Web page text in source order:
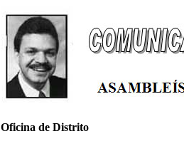
Oficina de Distrito